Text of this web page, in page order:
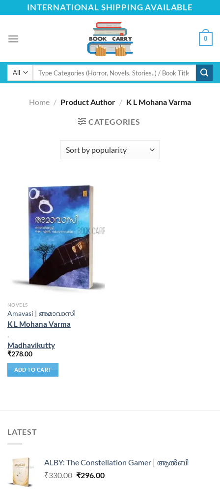
to
INTERNATIONAL SHIPPING AVAILABLE
0
Search
Home / Product Author / K L Mohana Varma
CATEGORIES
NOVELS
Amavasi | അമാവാസി
K L Mohana Varma
,
Madhavikutty
₹278.00
ADD TO CART
LATEST
ALBY: The Constellation Gamer | ആൽബി
₹330.00 ₹296.00